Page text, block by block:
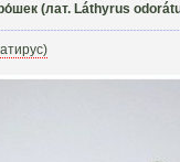
(лат. Láthyrus